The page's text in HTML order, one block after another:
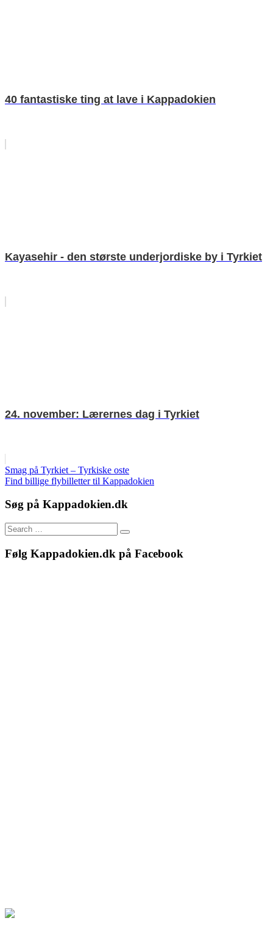
40 fantastiske ting at lave i Kappadokien
Kayasehir - den største underjordiske by i Tyrkiet
24. november: Lærernes dag i Tyrkiet
Indlægsnavigation
Previous
Post:
Smag på Tyrkiet – Tyrkiske oste
Next
Find billige flybilletter til Kappadokien
Søg på Kappadokien.dk
Search
for:
Search
Følg Kappadokien.dk på Facebook